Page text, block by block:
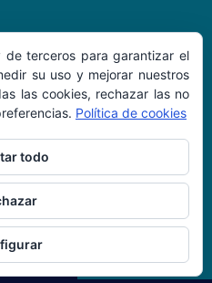
de terceros para garantizar el
su uso y mejorar nuestros
las cookies, rechazar las no
Política de cookies
todo